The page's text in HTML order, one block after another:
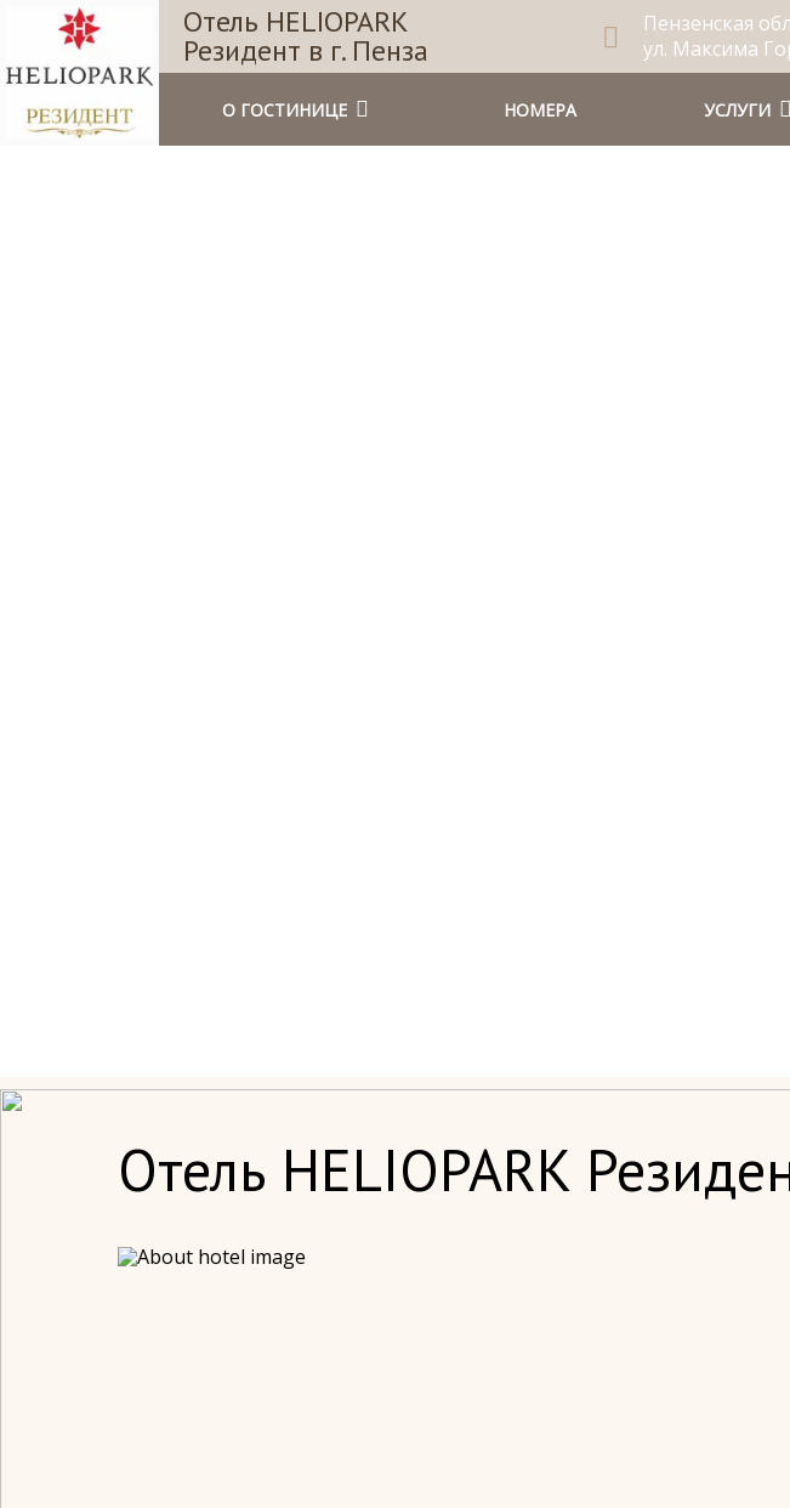
Отель HELIOPARK
Резидент в г. Пенза
Пензенская
ул. Максима
О ГОСТИНИЦЕ НОМЕРА УСЛУГИ
Отель HELIOPARK